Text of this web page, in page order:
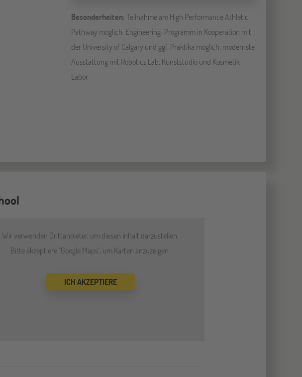
Besonderheiten:Teilnahme am High Performance Athletic
Pathway möglich, Engineering-Programm in Kooperation mit
der University of Calgary und ggf. Praktika möglich; modernste
Ausstattung mit Robotics Lab, Kunststudio und Kosmetik-
Labor
Wir verwenden Drittanbieter, um diesen Inhalt darzustellen.
Bitte akzeptiere "Google Maps", um Karten anzuzeigen.
ICH AKZEPTIERE